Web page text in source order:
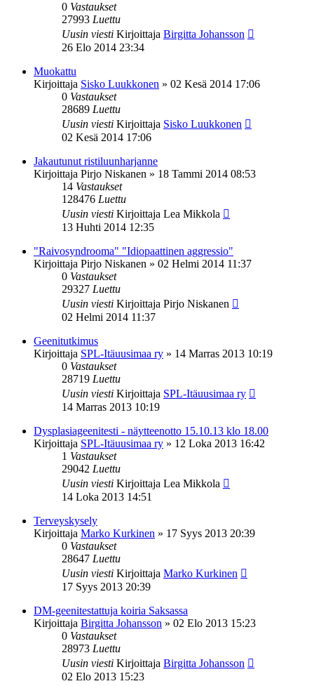
0 Vastaukset
27993 Luettu
Uusin viesti Kirjoittaja Birgitta Johansson
26 Elo 2014 23:34
Muokattu
Kirjoittaja Sisko Luukkonen » 02 Kesä 2014 17:06
0 Vastaukset
28689 Luettu
Uusin viesti Kirjoittaja Sisko Luukkonen
02 Kesä 2014 17:06
Jakautunut ristiluunharjanne
Kirjoittaja Pirjo Niskanen » 18 Tammi 2014 08:53
14 Vastaukset
128476 Luettu
Uusin viesti Kirjoittaja Lea Mikkola
13 Huhti 2014 12:35
"Raivosyndrooma" "Idiopaattinen aggressio"
Kirjoittaja Pirjo Niskanen » 02 Helmi 2014 11:37
0 Vastaukset
29327 Luettu
Uusin viesti Kirjoittaja Pirjo Niskanen
02 Helmi 2014 11:37
Geenitutkimus
Kirjoittaja SPL-Itäuusimaa ry » 14 Marras 2013 10:19
0 Vastaukset
28719 Luettu
Uusin viesti Kirjoittaja SPL-Itäuusimaa ry
14 Marras 2013 10:19
Dysplasiageenitesti - näytteenotto 15.10.13 klo 18.00
Kirjoittaja SPL-Itäuusimaa ry » 12 Loka 2013 16:42
1 Vastaukset
29042 Luettu
Uusin viesti Kirjoittaja Lea Mikkola
14 Loka 2013 14:51
Terveyskysely
Kirjoittaja Marko Kurkinen » 17 Syys 2013 20:39
0 Vastaukset
28647 Luettu
Uusin viesti Kirjoittaja Marko Kurkinen
17 Syys 2013 20:39
DM-geenitestattuja koiria Saksassa
Kirjoittaja Birgitta Johansson » 02 Elo 2013 15:23
0 Vastaukset
28973 Luettu
Uusin viesti Kirjoittaja Birgitta Johansson
02 Elo 2013 15:23